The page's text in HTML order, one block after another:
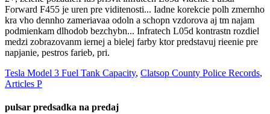
Tesla Model 3 Fuel Tank Capacity, Clatsop County Police Records,
Articles P
pulsar predsadka na predaj